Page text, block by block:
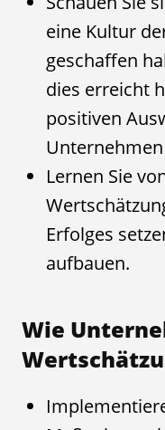
eine Kultur
geschaffen
dies erreicht
positiven
Lernen Sie
Erfolges
aufbauen.
Wie